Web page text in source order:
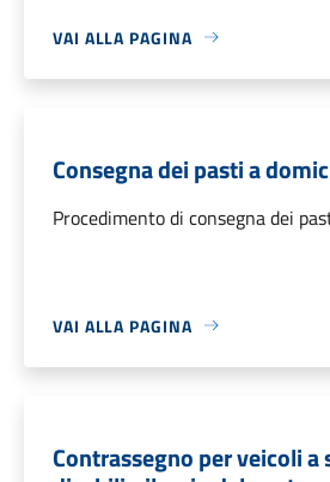
VAI ALLA PAGINA
Consegna dei pasti a
Procedimento di consegna dei
VAI ALLA PAGINA
Contrassegno per veicoli a